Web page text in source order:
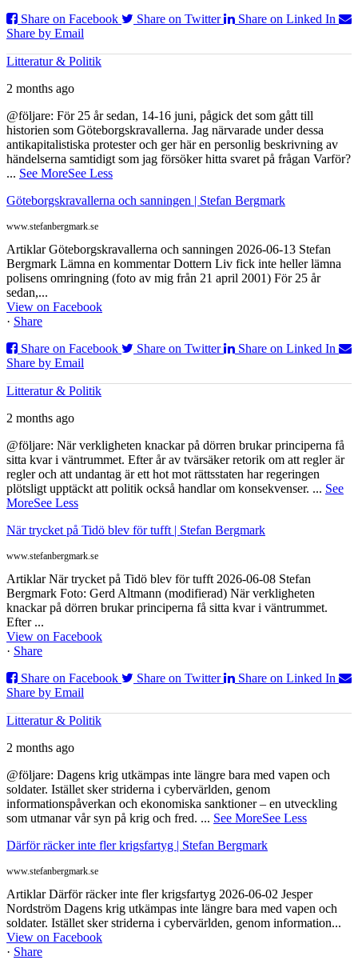
Share on Facebook
Share on Twitter
Share on Linked In
Share by Email
Litteratur & Politik
2 months ago
@följare: För 25 år sedan, 14-16 juni, pågick det som gått till
historien som Göteborgskravallerna. Jag närvarade under dessa
antikapitalistiska protester och ger här en personlig beskrivning av
händelserna samtidigt som jag försöker hitta svaret på frågan Varför?
... See MoreSee Less
Göteborgskravallerna och sanningen | Stefan Bergmark
www.stefanbergmark.se
Artiklar Göteborgskravallerna och sanningen 2026-06-13 Stefan
Bergmark Lämna en kommentar Dottern Liv fick inte heller lämna
polisens omringning (foto av mig från 21 april 2001) För 25 år
sedan,...
View on Facebook
· Share
Share on Facebook
Share on Twitter
Share on Linked In
Share by Email
Litteratur & Politik
2 months ago
@följare: När verkligheten knackar på dörren brukar principerna få
sitta kvar i väntrummet. Efter år av tvärsäker retorik om att regler är
regler och att undantag är ett hot mot rättsstaten har regeringen
plötsligt upptäckt att politik också handlar om konsekvenser. ... See
MoreSee Less
När trycket på Tidö blev för tufft | Stefan Bergmark
www.stefanbergmark.se
Artiklar När trycket på Tidö blev för tufft 2026-06-08 Stefan
Bergmark Foto: Gerd Altmann (modifierad) När verkligheten
knackar på dörren brukar principerna få sitta kvar i väntrummet.
Efter ...
View on Facebook
· Share
Share on Facebook
Share on Twitter
Share on Linked In
Share by Email
Litteratur & Politik
2 months ago
@följare: Dagens krig utkämpas inte längre bara med vapen och
soldater. Istället sker striderna i cybervärlden, genom
informationspåverkan och ekonomiska sanktioner – en utveckling
som utmanar vår syn på krig och fred. ... See MoreSee Less
Därför räcker inte fler krigsfartyg | Stefan Bergmark
www.stefanbergmark.se
Artiklar Därför räcker inte fler krigsfartyg 2026-06-02 Jesper
Nordström Dagens krig utkämpas inte längre bara med vapen och
soldater. Istället sker striderna i cybervärlden, genom information...
View on Facebook
· Share